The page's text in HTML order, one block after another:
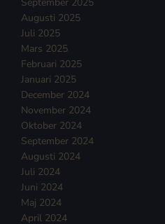
Augusti 2025
Juli 2025
Mars 2025
Februari 2025
Januari 2025
December 2024
November 2024
Oktober 2024
September 2024
Augusti 2024
Juli 2024
Juni 2024
Maj 2024
April 2024